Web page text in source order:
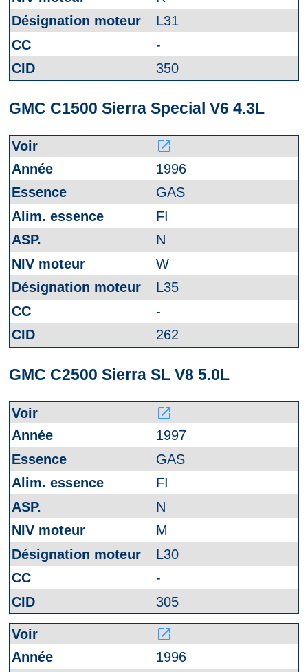
L31
-
350
GMC C1500 Sierra Special V6 4.3L
launch
1996
GAS
FI
N
W
L35
-
262
GMC C2500 Sierra SL V8 5.0L
launch
1997
GAS
FI
N
M
L30
-
305
launch
1996